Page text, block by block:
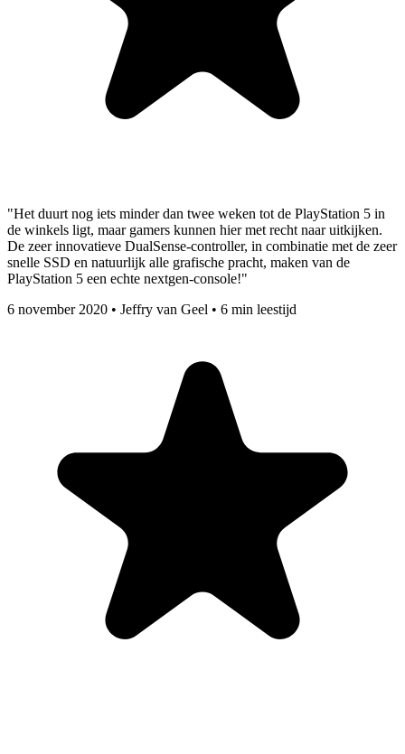
"Het duurt nog iets minder dan twee weken tot de PlayStation 5 in
de winkels ligt, maar gamers kunnen hier met recht naar uitkijken.
De zeer innovatieve DualSense-controller, in combinatie met de zeer
snelle SSD en natuurlijk alle grafische pracht, maken van de
PlayStation 5 een echte nextgen-console!"
6 november 2020 • Jeffry van Geel • 6 min leestijd